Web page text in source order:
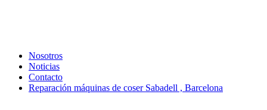
Nosotros
Noticias
Contacto
Reparación máquinas de coser Sabadell , Barcelona